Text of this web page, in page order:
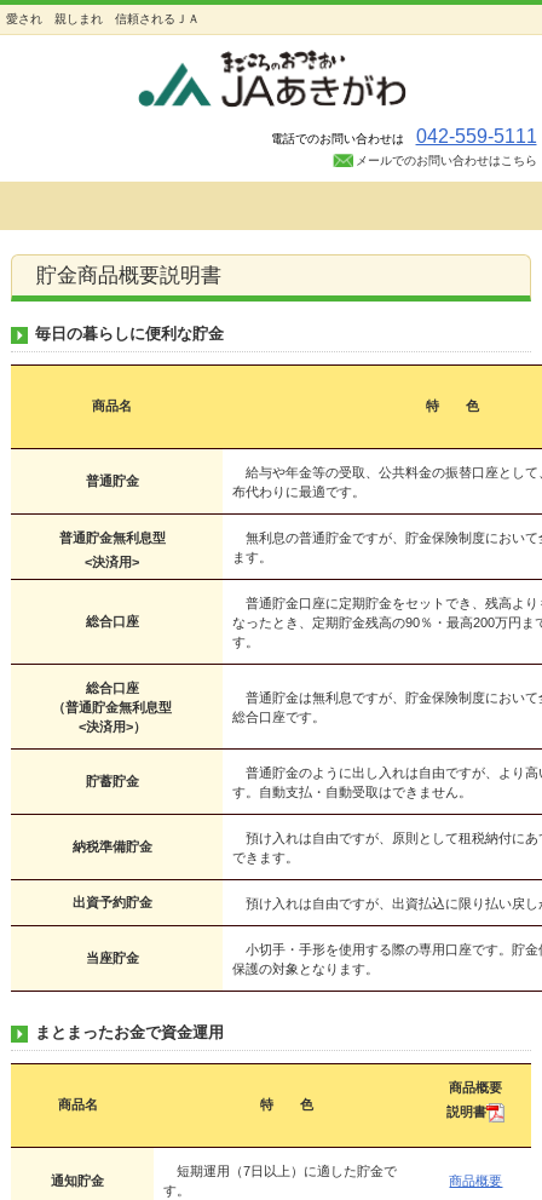
愛され 親しまれ 信頼されるＪＡ
電話でのお問い合わせは 042-559-5111
メールでのお問い合わせはこちら
貯金商品概要説明書
毎日の暮らしに便利な貯金
商品名 特 色
普通貯金
給与や年金等の受取、公共料金の振替口座として
布代わりに最適です。
普通貯金無利息型
<決済用>
無利息の普通貯金ですが、貯金保険制度において
ます。
総合口座
普通貯金口座に定期貯金をセットでき、残高より
なったとき、定期貯金残高の90％・最高200万円ま
す。
総合口座
（普通貯金無利息型
<決済用>）
普通貯金は無利息ですが、貯金保険制度において
総合口座です。
貯蓄貯金
普通貯金のように出し入れは自由ですが、より高
す。自動支払・自動受取はできません。
納税準備貯金
預け入れは自由ですが、原則として租税納付にあ
できます。
出資予約貯金 預け入れは自由ですが、出資払込に限り払い戻し
当座貯金
小切手・手形を使用する際の専用口座です。貯金
保護の対象となります。
まとまったお金で資金運用
商品名 特 色
商品概要
説明書
通知貯金
短期運用（7日以上）に適した貯金で
す。
商品概要